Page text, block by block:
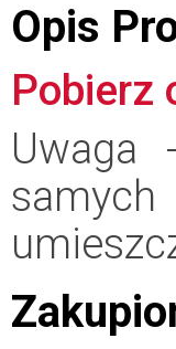
Opis
Pobierz
Uwaga